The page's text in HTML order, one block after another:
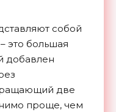
собой
это большая
добавлен
две
проще, чем